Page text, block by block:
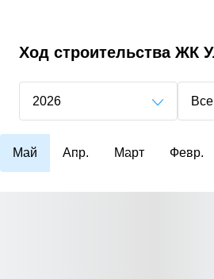
Ход строительства ЖК
2026
Май Апр. Март Февр.